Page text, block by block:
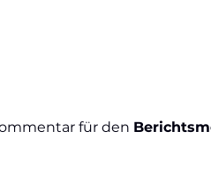
für den